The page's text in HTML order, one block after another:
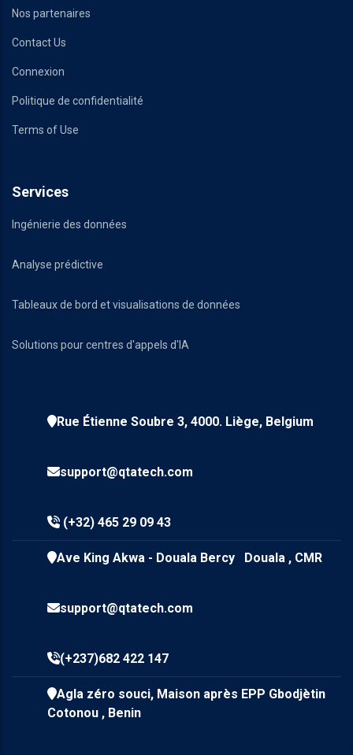
Nos partenaires
Contact Us
Connexion
Politique de confidentialité
Terms of Use
Services
Ingénierie des données
Analyse prédictive
Tableaux de bord et visualisations de données
Solutions pour centres d'appels d'IA
Rue Étienne Soubre 3, 4000. Liège, Belgium
support@qtatech.com
(+32) 465 29 09 43
Ave King Akwa - Douala Bercy Douala , CMR
support@qtatech.com
(+237)682 422 147
Agla zéro souci, Maison après EPP Gbodjètin
Cotonou , Benin